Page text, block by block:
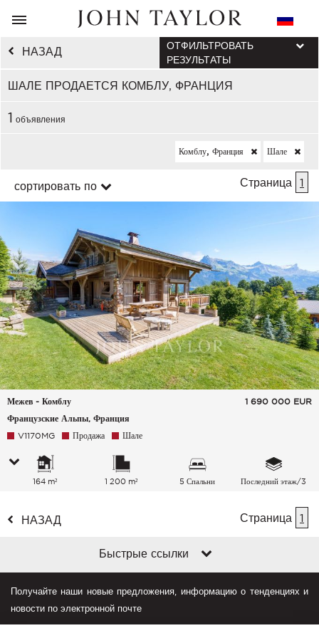
НАЗАД
ШАЛЕ ПРОДАЕТСЯ КОМБЛУ, ФРАНЦИЯ
ОТФИЛЬТРОВАТЬ
РЕЗУЛЬТАТЫ
1 объявления
Комблу, Франция Шале
сортировать по Страница 1
Межев - Комблу
Французские Альпы, Франция
1 690 000 EUR
V1170MG Продажа Шале
164 m² 1 200 m² 5 Спальни Последний этаж/3
НАЗАД Страница 1
Быстрые ссылки
Получайте наши новые предложения, информацию о тенденциях и
новости по электронной почте